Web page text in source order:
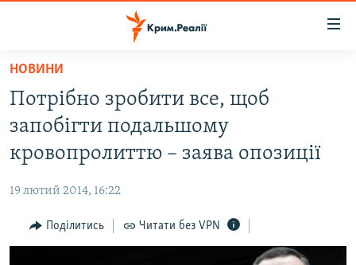
Перейти
основного
матеріалу
до
основної
Перейти
до
ВОДА.КРИМ
БЛОГИ
ПОГЛЯД
НОВИНИ
Потрібно зробити все, щоб
запобігти подальшому
кровопролиттю – заява опозиції
19 лютий 2014, 16:22
Поділитись Читати без VPN